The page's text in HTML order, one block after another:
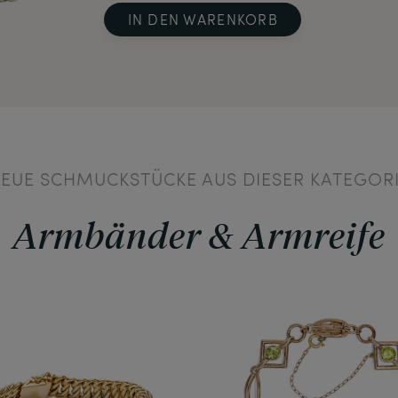
IN DEN WARENKORB
SCHMUCKSTÜCKE AUS DIESER
Armbänder & Armreife